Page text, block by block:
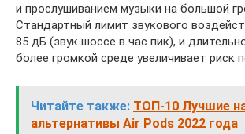
и прослушиванием музыки на большой
Стандартный лимит звукового
85 дБ (звук шоссе в час пик), и
более громкой среде увеличивает риск
Читайте также: ТОП-10 Лучшие
альтернативы Air Pods 2022 года